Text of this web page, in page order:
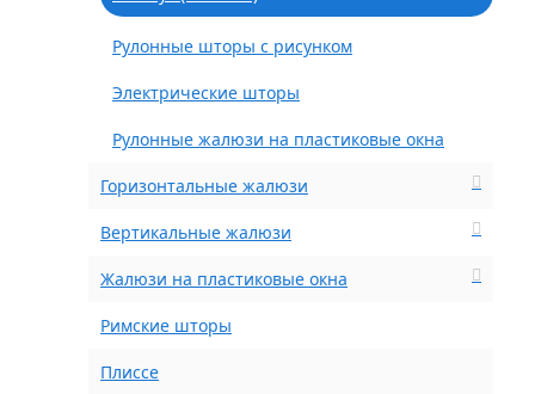
Рулонные шторы с рисунком
Электрические шторы
Рулонные жалюзи на пластиковые окна
Горизонтальные жалюзи
Вертикальные жалюзи
Жалюзи на пластиковые окна
Римские шторы
Плиссе